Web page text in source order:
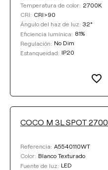
Temperatura de color: 2700K
CRI: CRI>90
Ángulo del haz de luz: 32°
Eficiencia lumínica: 81%
Regulación: No Dim
Estanqueidad: IP20
COCO M 3L SPOT
Referencia: A5540110WT
Color: Blanco Texturado
Fuente de luz: LED